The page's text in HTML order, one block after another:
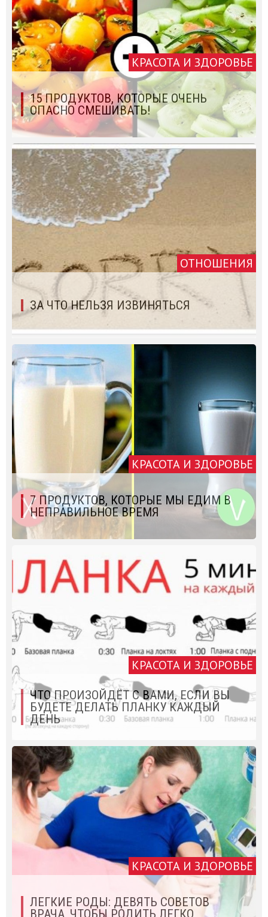
КРАСОТА И ЗДОРОВЬЕ
15 ПРОДУКТОВ, КОТОРЫЕ ОЧЕНЬ
ОПАСНО СМЕШИВАТЬ!
ОТНОШЕНИЯ
ЗА ЧТО НЕЛЬЗЯ ИЗВИНЯТЬСЯ
КРАСОТА И ЗДОРОВЬЕ
7 ПРОДУКТОВ, КОТОРЫЕ МЫ ЕДИМ В
НЕПРАВИЛЬНОЕ ВРЕМЯ
КРАСОТА И ЗДОРОВЬЕ
ЧТО ПРОИЗОЙДЁТ С ВАМИ, ЕСЛИ ВЫ
БУДЕТЕ ДЕЛАТЬ ПЛАНКУ КАЖДЫЙ
ДЕНЬ
КРАСОТА И ЗДОРОВЬЕ
ЛЕГКИЕ РОДЫ: ДЕВЯТЬ СОВЕТОВ
ВРАЧА, ЧТОБЫ РОДИТЬ ЛЕГКО